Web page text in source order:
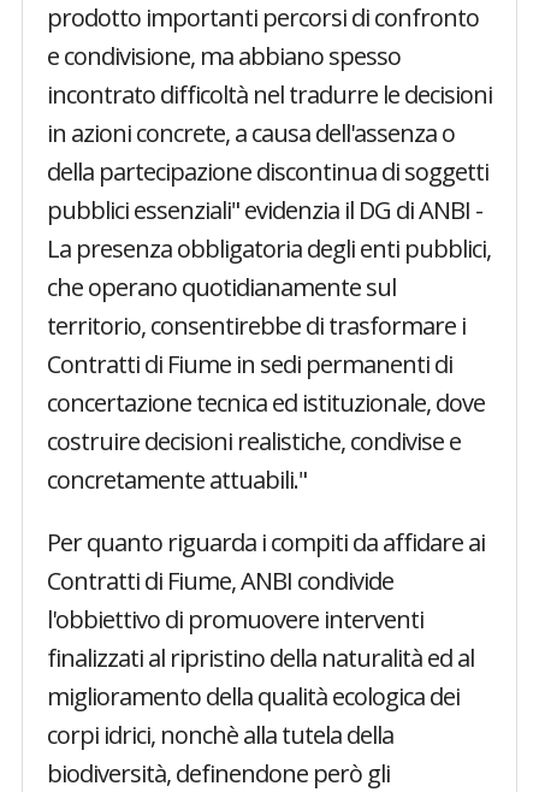
prodotto importanti percorsi di confronto
e condivisione, ma abbiano spesso
incontrato difficoltà nel tradurre le decisioni
in azioni concrete, a causa dell'assenza o
della partecipazione discontinua di soggetti
pubblici essenziali" evidenzia il DG di ANBI -
La presenza obbligatoria degli enti pubblici,
che operano quotidianamente sul
territorio, consentirebbe di trasformare i
Contratti di Fiume in sedi permanenti di
concertazione tecnica ed istituzionale, dove
costruire decisioni realistiche, condivise e
concretamente attuabili."
Per quanto riguarda i compiti da affidare ai
Contratti di Fiume, ANBI condivide
l'obbiettivo di promuovere interventi
finalizzati al ripristino della naturalità ed al
miglioramento della qualità ecologica dei
corpi idrici, nonchè alla tutela della
biodiversità, definendone però gli